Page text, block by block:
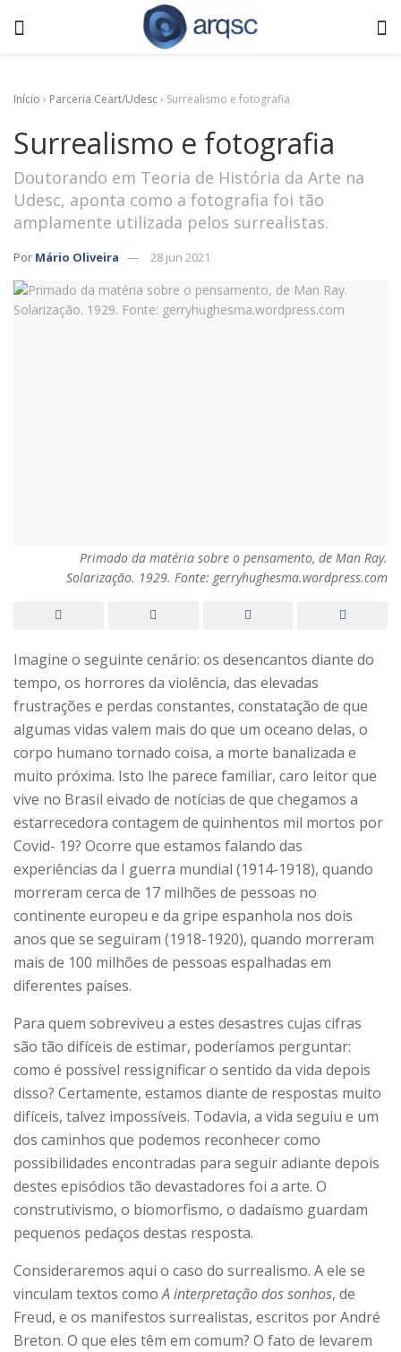
Início › Parceria Ceart/Udesc› Surrealismo e fotografia
Surrealismo e fotografia
Doutorando em Teoria de História da Arte na
Udesc, aponta como a fotografia foi tão
amplamente utilizada pelos surrealistas.
Por Mário Oliveira 28 jun 2021
Primado da matéria sobre o pensamento, de Man Ray.
Solarização. 1929. Fonte: gerryhughesma.wordpress.com
Imagine o seguinte cenário: os desencantos diante do
tempo, os horrores da violência, das elevadas
frustrações e perdas constantes, constatação de que
algumas vidas valem mais do que um oceano delas, o
corpo humano tornado coisa, a morte banalizada e
muito próxima. Isto lhe parece familiar, caro leitor que
vive no Brasil eivado de notícias de que chegamos a
estarrecedora contagem de quinhentos mil mortos por
Covid- 19? Ocorre que estamos falando das
experiências da I guerra mundial (1914-1918), quando
morreram cerca de 17 milhões de pessoas no
continente europeu e da gripe espanhola nos dois
anos que se seguiram (1918-1920), quando morreram
mais de 100 milhões de pessoas espalhadas em
diferentes países.
Para quem sobreviveu a estes desastres cujas cifras
são tão difíceis de estimar, poderíamos perguntar:
como é possível ressignificar o sentido da vida depois
disso? Certamente, estamos diante de respostas muito
difíceis, talvez impossíveis. Todavia, a vida seguiu e um
dos caminhos que podemos reconhecer como
possibilidades encontradas para seguir adiante depois
destes episódios tão devastadores foi a arte. O
construtivismo, o biomorfismo, o dadaísmo guardam
pequenos pedaços destas resposta.
Consideraremos aqui o caso do surrealismo. A ele se
vinculam textos comoA interpretação dos sonhos, de
Freud, e os manifestos surrealistas, escritos por André
Breton. O que eles têm em comum? O fato de levarem